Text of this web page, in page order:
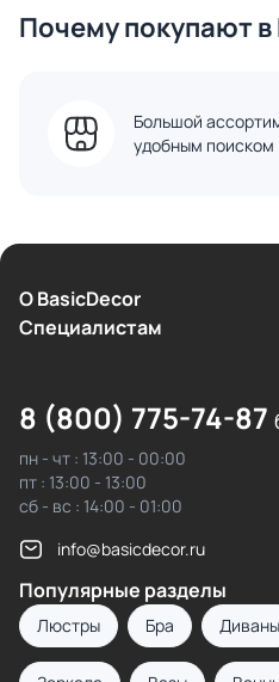
Почему покупают
Большой
удобным поиском
О BasicDecor
Cпециалистам
8 (800) 775-74-87
пн - чт : 13:00 - 00:00
пт : 13:00 - 13:00
сб - вс : 14:00 - 01:00
info@basicdecor.ru
Популярные разделы
Люстры Бра Диваны